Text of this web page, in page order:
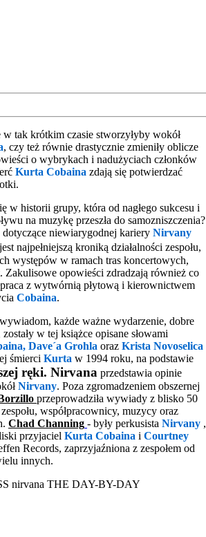
tak krótkim czasie stworzyłyby wokół
, czy też równie drastycznie zmieniły oblicze
o wybrykach i nadużyciach członków
Kurta Cobaina zdają się potwierdzać
w historii grupy, która od nagłego sukcesu i
na muzykę przeszła do samozniszczenia?
niewiarygodnej kariery Nirvany
jest najpełniejszą kroniką działalności zespołu,
występów w ramach tras koncertowych,
opowieści zdradzają również co
z wytwórnią płytową i kierownictwem
Cobaina.
każde ważne wydarzenie, dobre
w tej książce opisane słowami
Dave´a Grohla oraz Krista Novoselica
śmierci Kurta w 1994 roku, na podstawie
ręki. Nirvana przedstawia opinie
Nirvany. Poza zgromadzeniem obszernej
przeprowadziła wywiady z blisko 50
współpracownicy, muzycy oraz
Chad Channing - były perkusista Nirvany ,
przyjaciel Kurta Cobaina i Courtney
Records, zaprzyjaźniona z zespołem od
innych.
nirvana THE DAY-BY-DAY